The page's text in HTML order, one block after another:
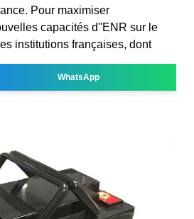
Pour maximiser
capacités d''ENR sur le
institutions françaises, dont
WhatsApp